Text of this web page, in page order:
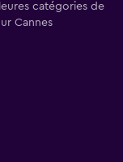
catégories de
Cannes